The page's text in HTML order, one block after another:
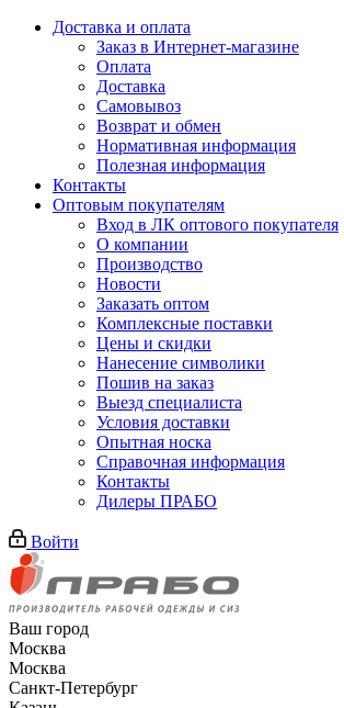
Доставка и оплата
Заказ в Интернет-магазине
Оплата
Доставка
Самовывоз
Возврат и обмен
Нормативная информация
Полезная информация
Контакты
Оптовым покупателям
Вход в ЛК оптового покупателя
О компании
Производство
Новости
Заказать оптом
Комплексные поставки
Цены и скидки
Нанесение символики
Пошив на заказ
Выезд специалиста
Условия доставки
Опытная носка
Справочная информация
Контакты
Дилеры ПРАБО
Войти
Ваш город
Москва
Москва
Санкт-Петербург